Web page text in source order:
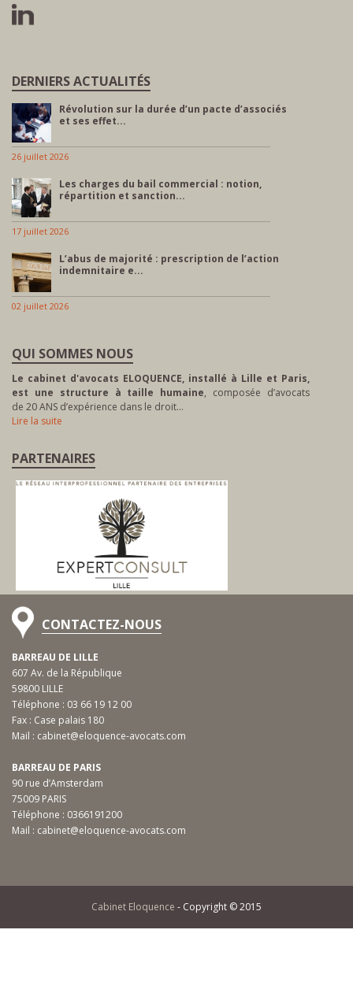
DERNIERS ACTUALITÉS
Révolution sur la durée d’un pacte d’associés
et ses effet...
26 juillet 2026
Les charges du bail commercial : notion,
répartition et sanction...
17 juillet 2026
L’abus de majorité : prescription de l’action
indemnitaire e...
02 juillet 2026
QUI SOMMES NOUS
Le cabinet d'avocats ELOQUENCE, installé à Lille et Paris,
est une structure à taille humaine, composée d’avocats
de 20 ANS d’expérience dans le droit…
Lire la suite
PARTENAIRES
CONTACTEZ-NOUS
BARREAU DE LILLE
607 Av. de la République
59800 LILLE
Téléphone : 03 66 19 12 00
Fax : Case palais 180
Mail : cabinet@eloquence-avocats.com
BARREAU DE PARIS
90 rue d’Amsterdam
75009 PARIS
Téléphone : 0366191200
Mail : cabinet@eloquence-avocats.com
Cabinet Eloquence - Copyright © 2015